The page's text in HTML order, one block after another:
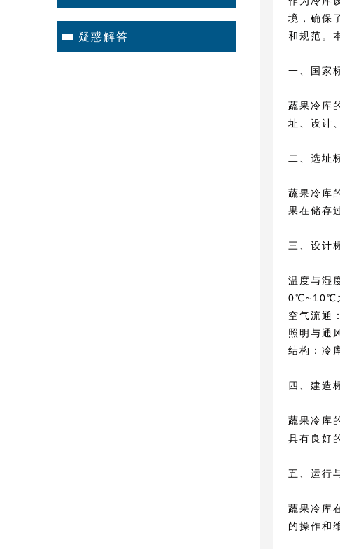
疑惑解答
境，确保
和规范。
一、国家
蔬果冷库
址、设计
二、选址
蔬果冷库
果在储存
三、设计
温度与湿
0℃~10℃
空气流通
照明与通
结构：冷
四、建造
蔬果冷库
具有良好
五、运行
蔬果冷库
的操作和